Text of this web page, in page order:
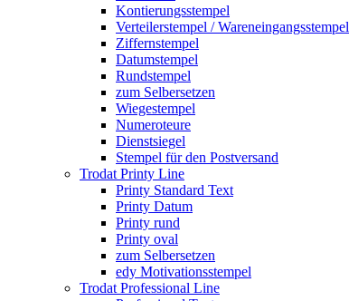
Kontierungsstempel
Verteilerstempel / Wareneingangsstempel
Ziffernstempel
Datumstempel
Rundstempel
zum Selbersetzen
Wiegestempel
Numeroteure
Dienstsiegel
Stempel für den Postversand
Trodat Printy Line
Printy Standard Text
Printy Datum
Printy rund
Printy oval
zum Selbersetzen
edy Motivationsstempel
Trodat Professional Line